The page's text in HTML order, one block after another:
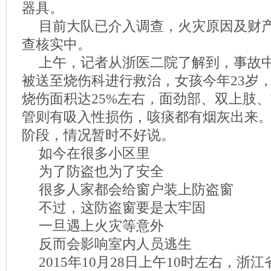
器具。
目前大队已介入调查，火灾原因及财
查核实中。
上午，记者从浙医二院了解到，事故
被送至烧伤科进行救治，女孩今年23岁
烧伤面积达25%左右，面劲部、双上肢
管则有吸入性损伤，咳痰都有烟灰出来
阶段，情况暂时不好说。
如今在很多小区里
为了防盗也为了安全
很多人家都会给窗户装上防盗窗
不过，这防盗窗要是太牢固
一旦遇上火灾等意外
反而会影响室内人员逃生
2015年10月28日上午10时左右，浙